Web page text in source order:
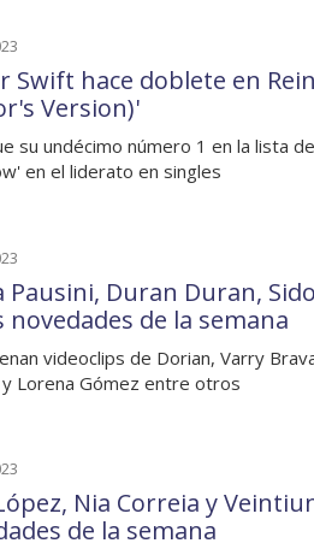
Swift hace doblete en
Version)'
su undécimo número 1 en la lista
en el liderato en singles
Pausini, Duran Duran,
novedades de la semana
videoclips de Dorian, Varry
Lorena Gómez entre otros
Nia Correia y
de la semana